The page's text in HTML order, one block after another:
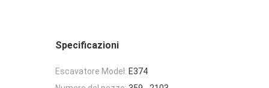
Specificazioni
Escavatore Model: E374